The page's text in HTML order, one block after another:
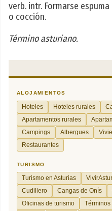
verb. intr. Formarse
o cocción.
Término asturiano.